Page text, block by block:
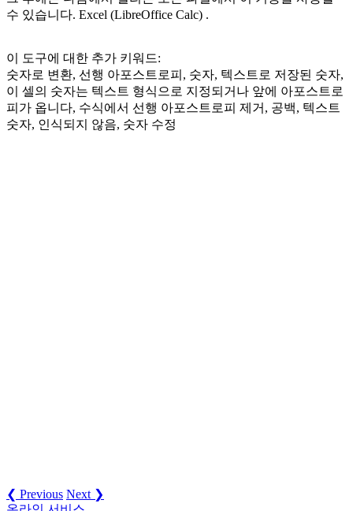
수 있습니다. Excel (LibreOffice Calc) .
이 도구에 대한 추가 키워드:
숫자로 변환, 선행 아포스트로피, 숫자, 텍스트로 저장된 숫자,
이 셀의 숫자는 텍스트 형식으로 지정되거나 앞에 아포스트로
피가 옵니다, 수식에서 선행 아포스트로피 제거, 공백, 텍스트
숫자, 인식되지 않음, 숫자 수정
❮ Previous Next ❯